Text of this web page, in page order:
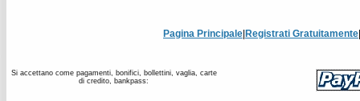
Pagina Principale Registrati Gratuitamente
Si accettano come pagamenti, bonifici, bollettini, vaglia, carte
di credito, bankpass: